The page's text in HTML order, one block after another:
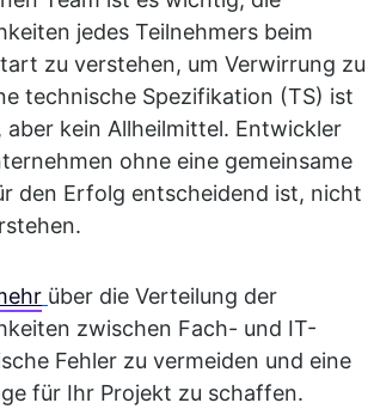
jedes Teilnehmers beim
zu verstehen, um Verwirrung zu
technische Spezifikation (TS) ist
kein Allheilmittel. Entwickler
ohne eine gemeinsame
den Erfolg entscheidend ist, nicht
über die Verteilung der
zwischen Fach- und IT-
Fehler zu vermeiden und eine
für Ihr Projekt zu schaffen.